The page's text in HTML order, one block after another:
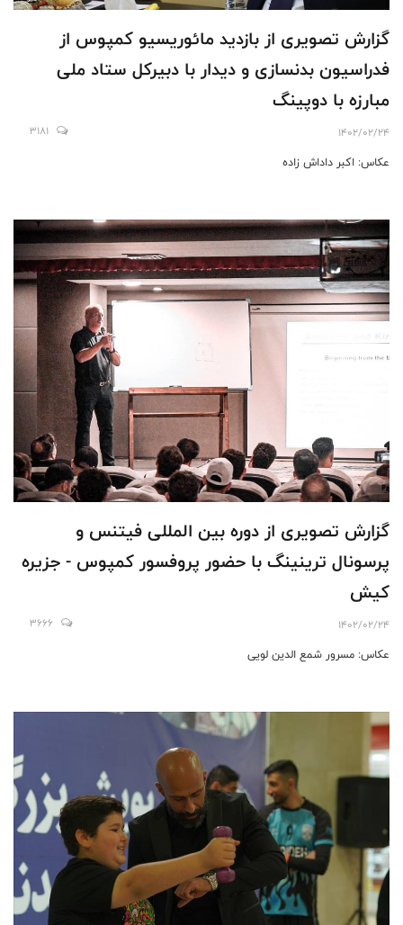
گزارش تصویری از بازدید مائوریسیو کمپوس از
فدراسیون بدنسازی و دیدار با دبیرکل ستاد ملی
مبارزه با دوپینگ
1402/02/24
3181
عکاس: اکبر داداش زاده
گزارش تصویری از دوره بین المللی فیتنس و
پرسونال ترینینگ با حضور پروفسور کمپوس - جزیره
کیش
1402/02/24
3666
عکاس: مسرور شمع الدین لویی